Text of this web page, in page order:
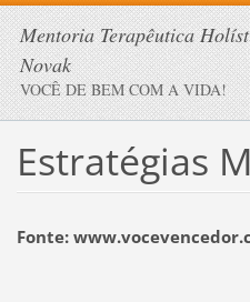
Mentoria Terapêutica
Novak
VOCÊ DE BEM COM A VIDA!
Estratégias
Fonte: